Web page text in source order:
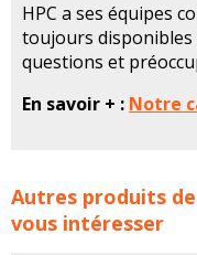
HPC a ses équipes
toujours
questions et
En savoir + : Notre
HPC Europe:
Transmission
Autres produits
vous intéresser